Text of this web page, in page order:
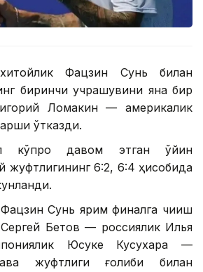
Фацзин Сунь билан
биринчи учрашувини яна бир
Ломакин — америкалик
ўтказди.
кўпроқ давом этган ўйин
жуфтлигининг 6:2, 6:4 ҳисобида
Сунь ярим финалга чиқиш
Бетов — россиялик Илья
Юсуке Кусухара —
жуфтлиги ғолиби билан